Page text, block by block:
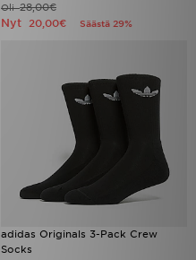
Oli28,00€
Nyt 20,00€ Säästä 29%
adidas Originals 3-Pack Crew
Socks